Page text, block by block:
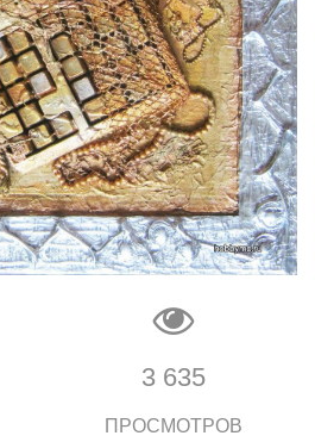
3 635
ПРОСМОТРОВ